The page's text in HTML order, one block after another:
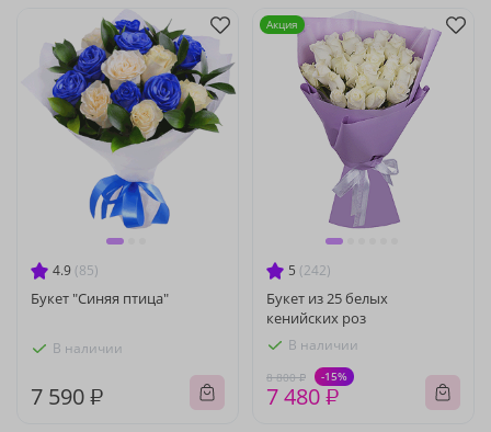
4.9 (85)
Букет "Синяя птица"
В наличии
7 590 ₽
5 (242)
Букет из 25 белых
кенийских роз
В наличии
8 800 ₽ -15%
7 480 ₽
Акция